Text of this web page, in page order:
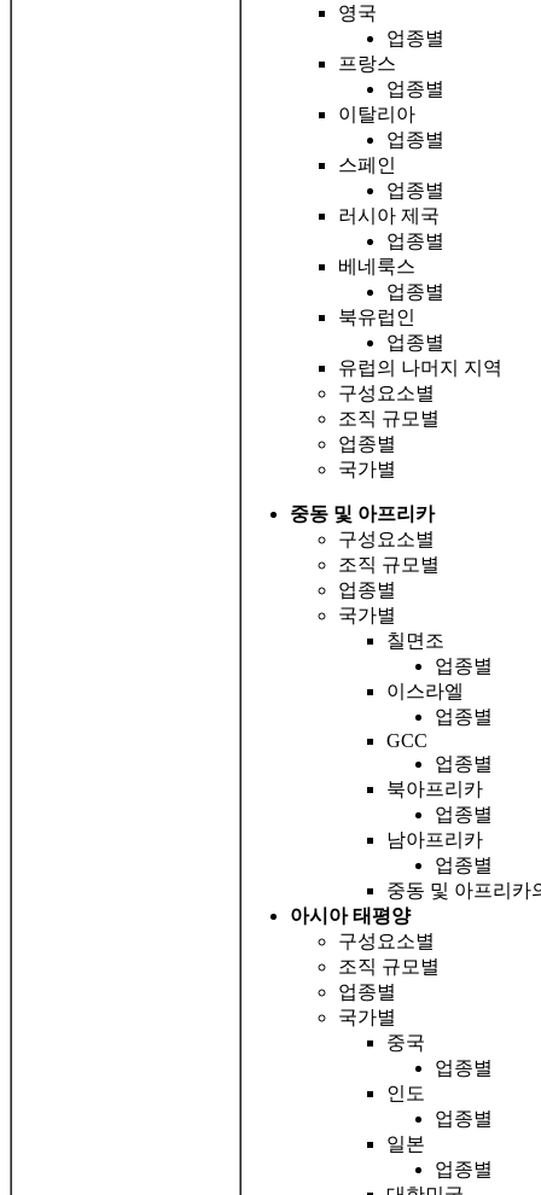
영국
업종별
프랑스
업종별
이탈리아
업종별
스페인
업종별
러시아 제국
업종별
베네룩스
업종별
북유럽인
업종별
유럽의 나머지 지역
구성요소별
조직 규모별
업종별
국가별
중동 및 아프리카
구성요소별
조직 규모별
업종별
국가별
칠면조
업종별
이스라엘
업종별
GCC
업종별
북아프리카
업종별
남아프리카
업종별
중동 및 아프리카
아시아 태평양
구성요소별
조직 규모별
업종별
국가별
중국
업종별
인도
업종별
일본
업종별